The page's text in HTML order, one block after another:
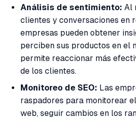
Análisis de sentimiento: Al
clientes y conversaciones en
empresas pueden obtener
perciben sus productos en el
permite reaccionar más
de los clientes.
Monitoreo de SEO: Las
raspadores para monitorear
web, seguir cambios en los